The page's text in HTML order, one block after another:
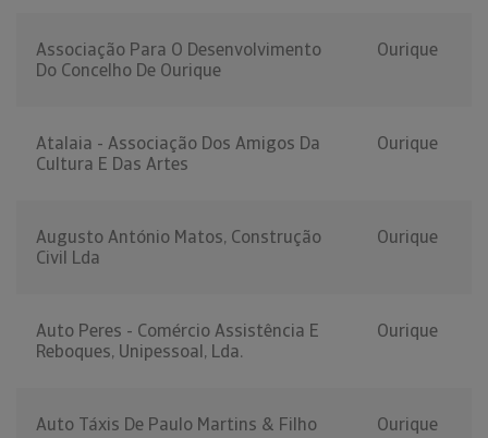
Associação Para O Desenvolvimento
Do Concelho De Ourique
Ourique
Atalaia - Associação Dos Amigos Da
Cultura E Das Artes
Ourique
Augusto António Matos, Construção
Civil Lda
Ourique
Auto Peres - Comércio Assistência E
Reboques, Unipessoal, Lda.
Ourique
Auto Táxis De Paulo Martins & Filho
Ourique